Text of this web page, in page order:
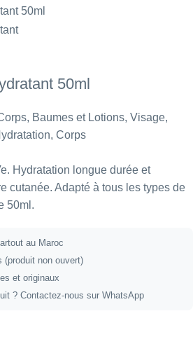
50ml
, Baumes et Lotions, Visage,
, Corps
Hydratation longue durée et
cutanée. Adapté à tous les types de
50ml.
au Maroc
(produit non ouvert)
et originaux
? Contactez-nous sur WhatsApp